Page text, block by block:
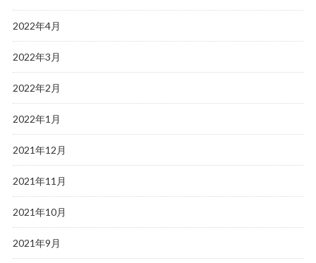
2022年4月
2022年3月
2022年2月
2022年1月
2021年12月
2021年11月
2021年10月
2021年9月